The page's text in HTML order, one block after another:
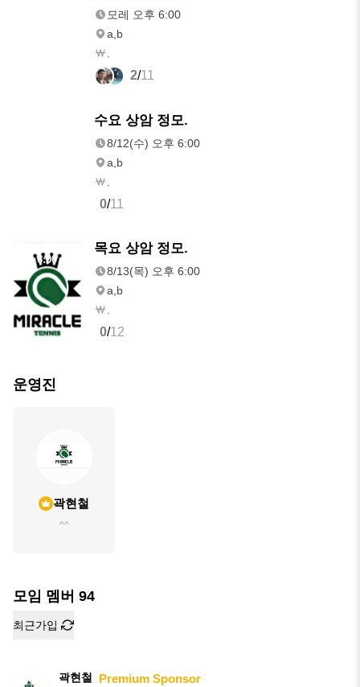
모레 오후 6:00
a,b
2/11
수요 상암 정모.
8/12(수) 오후 6:00
a,b
0/11
오후 6:00
목요 상암 정모.
8/13(목) 오후 6:00
a,b
0/12
운영진
곽현철
^^
모임 멤버 94
최근가입
곽현철 Premium Sponsor